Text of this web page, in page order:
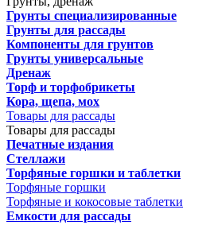
Грунты специализированные
Грунты для рассады
Компоненты для грунтов
Грунты универсальные
Дренаж
Торф и торфобрикеты
Кора, щепа, мох
Товары для рассады
Товары для рассады
Печатные издания
Стеллажи
Торфяные горшки и таблетки
Торфяные горшки
Торфяные и кокосовые таблетки
Емкости для рассады